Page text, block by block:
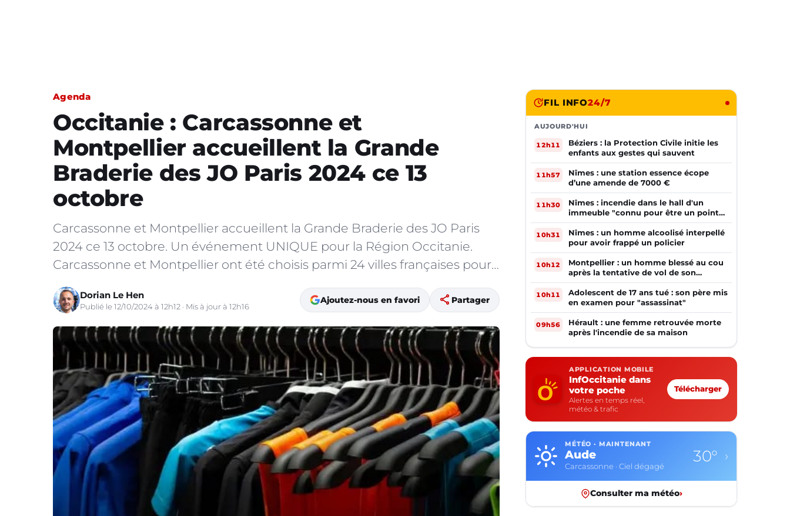
Agenda
Occitanie : Carcassonne et
Montpellier accueillent la Grande
Braderie des JO Paris 2024 ce 13
octobre
Carcassonne et Montpellier accueillent la Grande Braderie des JO Paris
2024 ce 13 octobre. Un événement UNIQUE pour la Région Occitanie.
Carcassonne et Montpellier ont été choisis parmi 24 villes françaises pour…
Dorian Le Hen
Publié le 12/10/2024 à 12h12 · Mis à jour à 12h16
Ajoutez-nous en favori share Partager
FIL INFO24/7
AUJOURD'HUI
12h11
Béziers : la Protection Civile initie les
enfants aux gestes qui sauvent
11h57
Nîmes : une station essence écope
d’une amende de 7000 €
11h30
Nîmes : incendie dans le hall d'un
immeuble "connu pour être un point
de deal"
10h31
Nîmes : un homme alcoolisé interpellé
pour avoir frappé un policier
10h12
Montpellier : un homme blessé au cou
après la tentative de vol de son
téléphone
10h11
Adolescent de 17 ans tué : son père mis
en examen pour "assassinat"
09h56
Hérault : une femme retrouvée morte
après l'incendie de sa maison
APPLICATION MOBILE
InfOccitanie dans
votre poche
Alertes en temps réel,
météo & trafic
Télécharger
MÉTÉO · MAINTENANT
Aude
Carcassonne · Ciel dégagé
30° ›
Consulter ma météo›